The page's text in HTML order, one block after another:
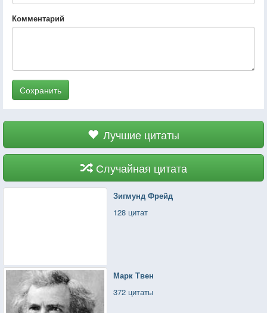
Комментарий
Сохранить
Лучшие цитаты
Случайная цитата
Зигмунд Фрейд
128 цитат
Марк Твен
372 цитаты